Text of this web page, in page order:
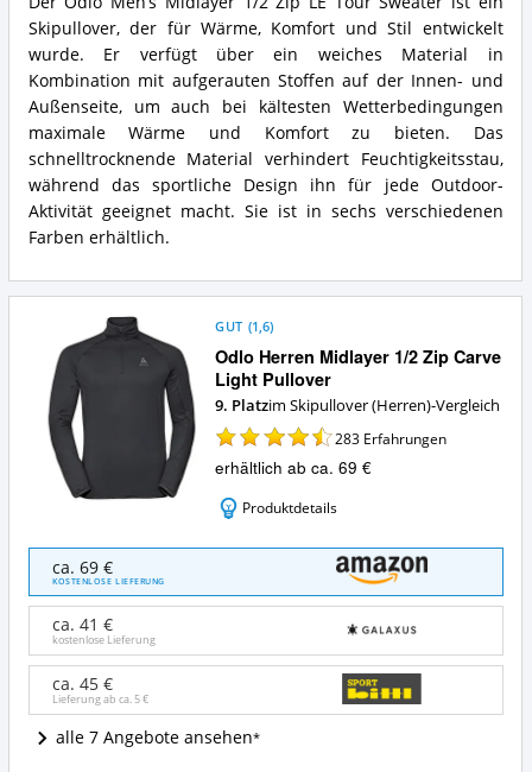
Odlo
Herren
Midlayer
1/2
Zip
LE
Tour
Pullover
Zusammenfassung:
Was
bietet
dieser
(Herren)?
Skipullover, der für Wärme, Komfort und Stil entwickelt
wurde. Er verfügt über ein weiches Material in
Kombination mit aufgerauten Stoffen auf der Innen- und
Außenseite, um auch bei kältesten Wetterbedingungen
maximale Wärme und Komfort zu bieten. Das
schnelltrocknende Material verhindert Feuchtigkeitsstau,
während das sportliche Design ihn für jede Outdoor-
Aktivität geeignet macht. Sie ist in sechs verschiedenen
Farben erhältlich.
Zip
LE
Tour
Pullover
Vorteile:
Was
spricht
für
diesen
Skipullover
(Herren)?
Odlo Herren Midlayer 1/2 Zip Carve
Light Pullover
GUT (1,6)
9. Platzim Skipullover (Herren)-Vergleich
283 Erfahrungen
erhältlich ab ca. 69 €
Produktdetails
Odlo
Herren
Midlayer
Carve
Light
Pullover
Angebote:
Wo
ca. 69 €
KOSTENLOSE LIEFERUNG
ca. 41 €
kostenlose Lieferung
ca. 45 €
Lieferung ab ca.5 €
alle 7 Angebote ansehen